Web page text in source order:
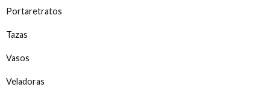
Portaretratos
Tazas
Vasos
Veladoras